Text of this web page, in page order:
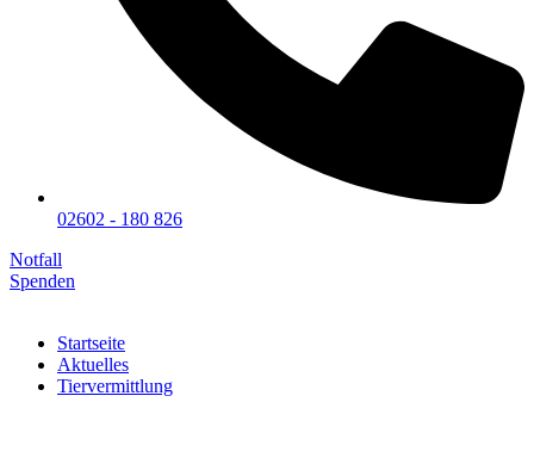
02602 - 180 826
Notfall
Spenden
Startseite
Aktuelles
Tiervermittlung